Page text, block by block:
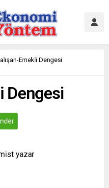
Emekli Dengesi
Dengesi
yazar